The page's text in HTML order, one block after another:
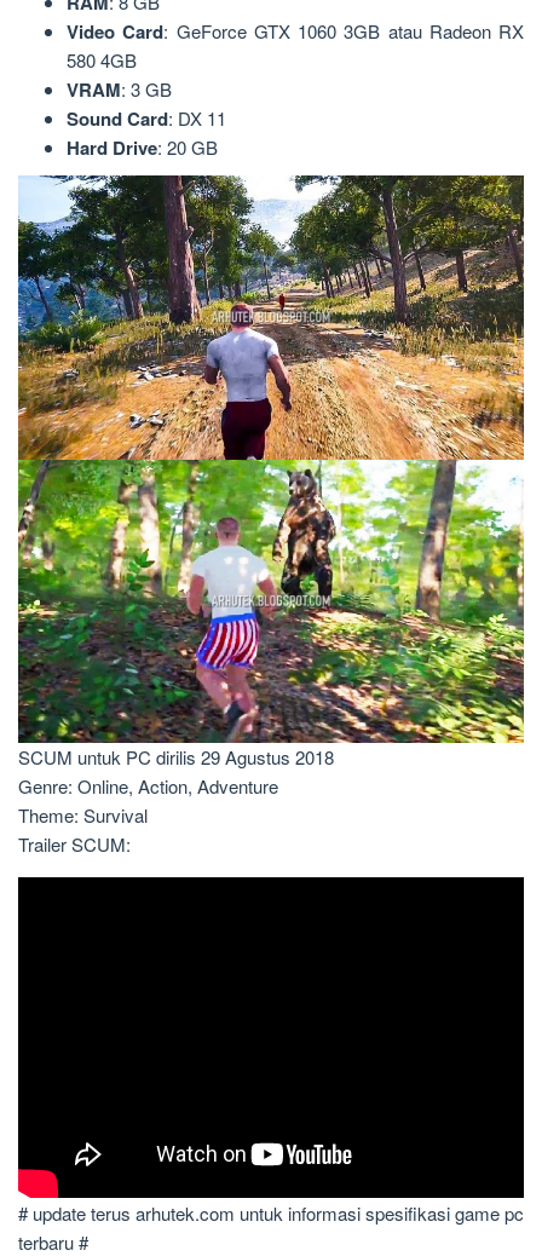
Video Card: GeForce GTX 1060 3GB atau Radeon RX
580 4GB
VRAM: 3 GB
SoundCard: DX 11
Hard Drive: 20 GB
SCUM untuk PC dirilis 29 Agustus 2018
Genre: Online, Action, Adventure
Theme: Survival
Trailer SCUM:
# update terus arhutek.com untuk informasi spesifikasi game pc
terbaru #